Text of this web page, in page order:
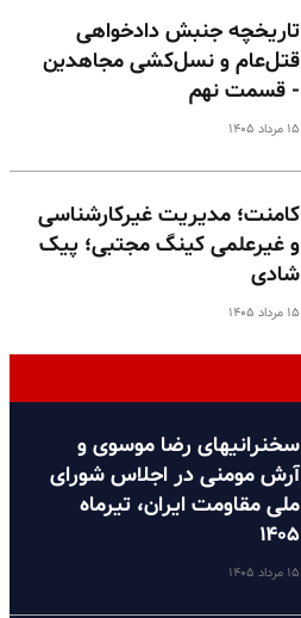
تاریخچه جنبش دادخواهی
قتل‌عام و نسل‌کشی مجاهدین
- قسمت نهم
۱۵ مرداد ۱۴۰۵
کامنت؛ مدیریت غیرکارشناسی
و غیرعلمی کینگ مجتبی؛ پیک
شادی
۱۵ مرداد ۱۴۰۵
سخنرانیهای رضا موسوی و
آرش مومنی در اجلاس شورای
ملی مقاومت ایران، تیرماه
۱۴۰۵
۱۵ مرداد ۱۴۰۵